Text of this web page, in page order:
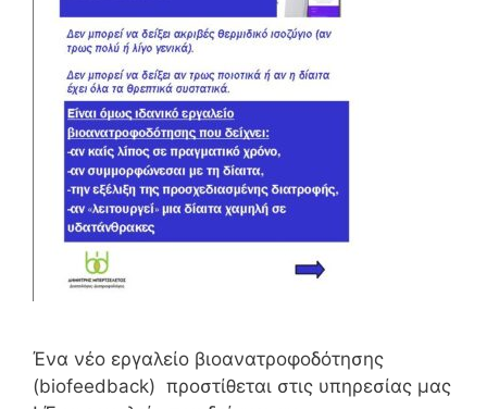
Ένα νέο εργαλείο βιοανατροφοδότησης
(biofeedback) προστίθεται στις υπηρεσίας μας